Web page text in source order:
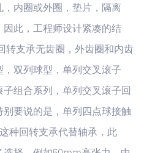
内圈或外圈，垫片，隔离
此，工程师设计紧凑的结
转支承无齿圈，外齿圈和内齿
双列球型，单列交叉滚子
组合系列，单列交叉滚子回
要说的是，单列四点球接触
种回转支承代替轴承，此